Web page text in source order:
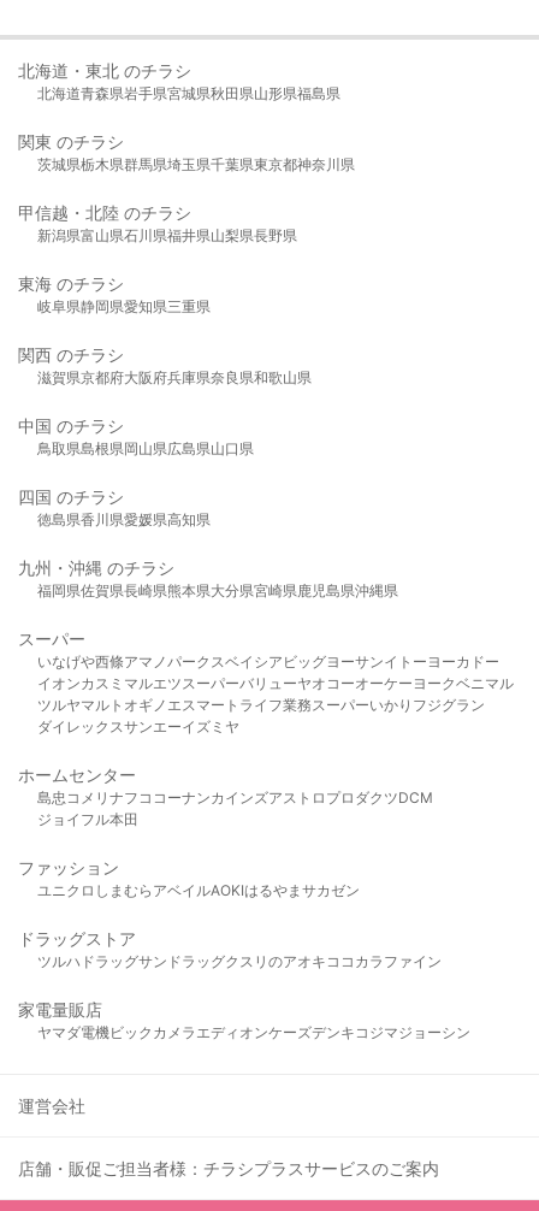
北海道・東北 のチラシ
北海道青森県岩手県宮城県秋田県山形県福島県
関東 のチラシ
茨城県栃木県群馬県埼玉県千葉県東京都神奈川県
甲信越・北陸 のチラシ
新潟県富山県石川県福井県山梨県長野県
東海 のチラシ
岐阜県静岡県愛知県三重県
関西 のチラシ
滋賀県京都府大阪府兵庫県奈良県和歌山県
中国 のチラシ
鳥取県島根県岡山県広島県山口県
四国 のチラシ
徳島県香川県愛媛県高知県
九州・沖縄 のチラシ
福岡県佐賀県長崎県熊本県大分県宮崎県鹿児島県沖縄県
スーパー
いなげや西條アマノパークスベイシア ビッグヨーサンイトーヨーカドー
イオンカスミ マルエツスーパーバリューヤオコーオーケー ヨークベニマル
ツルヤマルト オギノ エスマート ライフ業務スーパーいかり フジグラン
ダイレックスサンエーイズミヤ
ホームセンター
島忠 コメリ ナフコ コーナンカインズアストロプロダクツDCM
ジョイフル本田
ファッション
ユニクロ しまむら アベイルAOKIはるやま サカゼン
ドラッグストア
ツルハドラッグサンドラッグクスリのアオキ ココカラファイン
家電量販店
ヤマダ電機ビックカメラ エディオンケーズデンキ コジマジョーシン
運営会社
店舗・販促ご担当者様：チラシプラスサービスのご案内